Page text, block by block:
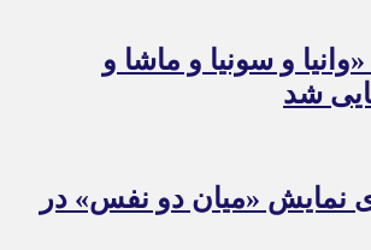
و سونیا و ماشا و
شد
نمایش «میان دو نفس» در